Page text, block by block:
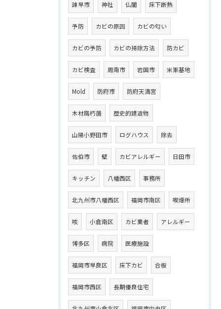
諫早市 神社 仏閣 床下断熱
予防 カビの原因 カビの匂い
カビの予防 カビの掃除方法 防カビ
カビ検査 周南市 岩国市 米軍基地
Mold 防府市 防府天満宮
木材腐朽菌 歴史的建造物
山陽小野田市 ログハウス 除去
佐伯市 壁 カビアレルギー 日田市
キッチン 八幡西区 事務所
北九州市八幡西区 福岡市南区 喫煙所
咳 小倉南区 カビ業者 アレルギー
博多区 病院 医療施設
福岡市早良区 床下カビ 合板
福岡市西区 長期優良住宅